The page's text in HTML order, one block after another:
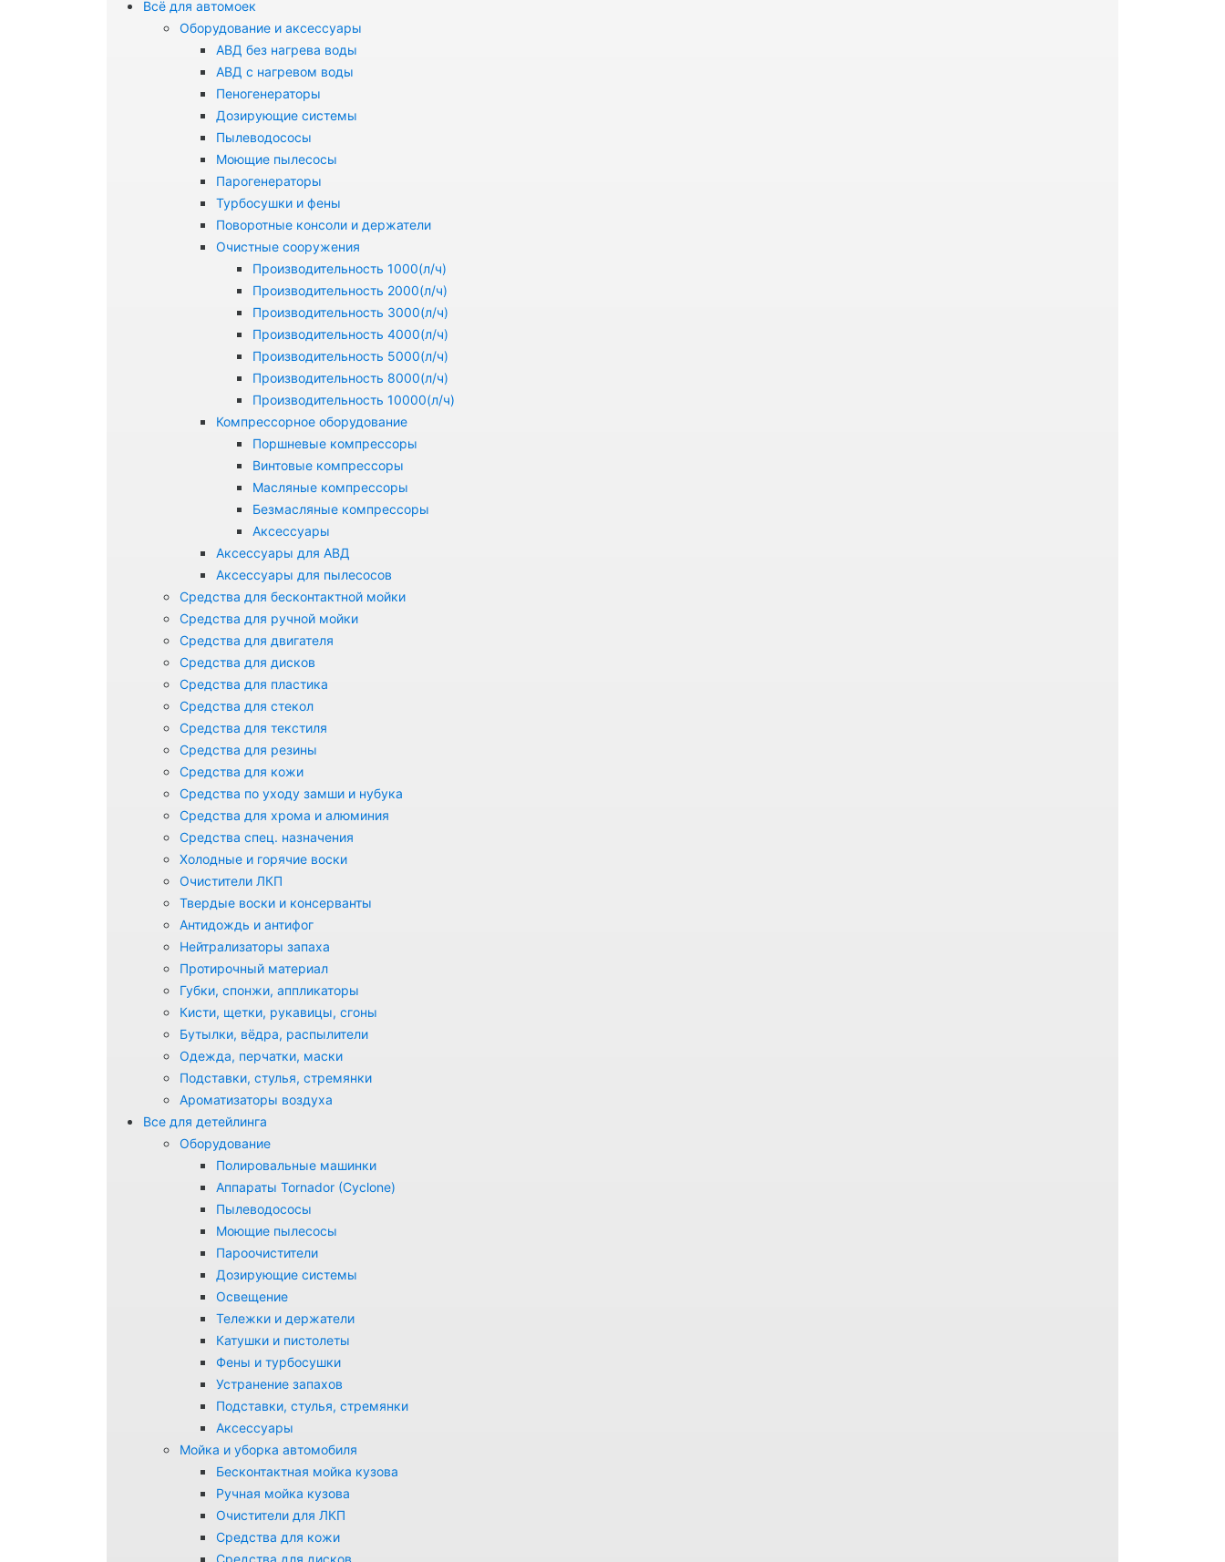
Всё для автомоек
Оборудование и аксессуары
АВД без нагрева воды
АВД с нагревом воды
Пеногенераторы
Дозирующие системы
Пылеводососы
Моющие пылесосы
Парогенераторы
Турбосушки и фены
Поворотные консоли и держатели
Очистные сооружения
Производительность 1000(л/ч)
Производительность 2000(л/ч)
Производительность 3000(л/ч)
Производительность 4000(л/ч)
Производительность 5000(л/ч)
Производительность 8000(л/ч)
Производительность 10000(л/ч)
Компрессорное оборудование
Поршневые компрессоры
Винтовые компрессоры
Масляные компрессоры
Безмасляные компрессоры
Аксессуары
Аксессуары для АВД
Аксессуары для пылесосов
Средства для бесконтактной мойки
Средства для ручной мойки
Средства для двигателя
Средства для дисков
Средства для пластика
Средства для стекол
Средства для текстиля
Средства для резины
Средства для кожи
Средства по уходу замши и нубука
Средства для хрома и алюминия
Средства спец. назначения
Холодные и горячие воски
Очистители ЛКП
Твердые воски и консерванты
Антидождь и антифог
Нейтрализаторы запаха
Протирочный материал
Губки, спонжи, аппликаторы
Кисти, щетки, рукавицы, сгоны
Бутылки, вёдра, распылители
Одежда, перчатки, маски
Подставки, стулья, стремянки
Ароматизаторы воздуха
Все для детейлинга
Оборудование
Полировальные машинки
Аппараты Tornador (Cyclone)
Пылеводососы
Моющие пылесосы
Пароочистители
Дозирующие системы
Освещение
Тележки и держатели
Катушки и пистолеты
Фены и турбосушки
Устранение запахов
Подставки, стулья, стремянки
Аксессуары
Мойка и уборка автомобиля
Бесконтактная мойка кузова
Ручная мойка кузова
Очистители для ЛКП
Средства для кожи